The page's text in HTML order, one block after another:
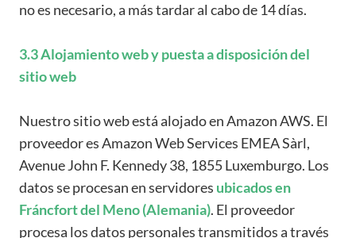
no es necesario, a más tardar al cabo de 14 días.
3.3 Alojamiento web y puesta a disposición del
sitio web
Nuestro sitio web está alojado en Amazon AWS. El
proveedor es Amazon Web Services EMEA Sàrl,
Avenue John F. Kennedy 38, 1855 Luxemburgo. Los
datos se procesan en servidores ubicados en
Fráncfort del Meno (Alemania). El proveedor
procesa los datos personales transmitidos a través